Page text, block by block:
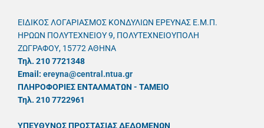
ΕΙΔΙΚΟΣ ΛΟΓΑΡΙΑΣΜΟΣ ΚΟΝΔΥΛΙΩΝ ΕΡΕΥΝΑΣ Ε.Μ.Π.
ΗΡΩΩΝ ΠΟΛΥΤΕΧΝΕΙΟΥ 9, ΠΟΛΥΤΕΧΝΕΙΟΥΠΟΛΗ
ΖΩΓΡΑΦΟΥ, 15772 ΑΘΗΝΑ
Τηλ. 210 7721348
Email: ereyna@central.ntua.gr
ΠΛΗΡΟΦΟΡΙΕΣ ΕΝΤΑΛΜΑΤΩΝ - ΤΑΜΕΙΟ
Τηλ. 210 7722961
ΥΠΕΥΘYΝΟΣ ΠΡΟΣΤΑΣΙΑΣ ΔΕΔΟΜΕΝΩΝ